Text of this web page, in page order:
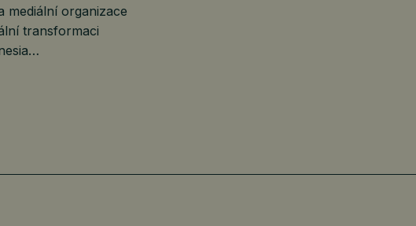
mediální organizace
transformaci